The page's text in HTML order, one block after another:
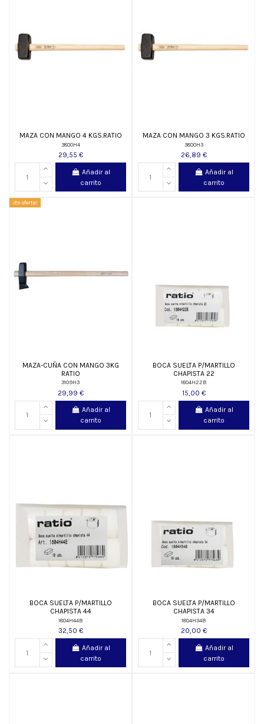
MAZA CON MANGO 4 KGS.RATIO
3800H4
29,55 €
Añadir al
carrito
MAZA CON MANGO 3 KGS.RATIO
3800H3
26,89 €
Añadir al
carrito
¡En oferta!
MAZA-CUÑA CON MANGO 3KG
RATIO
3109H3
29,99 €
Añadir al
carrito
BOCA SUELTA P/MARTILLO
CHAPISTA 22
1804H22B
15,00 €
Añadir al
carrito
BOCA SUELTA P/MARTILLO
CHAPISTA 44
1804H44B
32,50 €
Añadir al
carrito
BOCA SUELTA P/MARTILLO
CHAPISTA 34
1804H34B
20,00 €
Añadir al
carrito